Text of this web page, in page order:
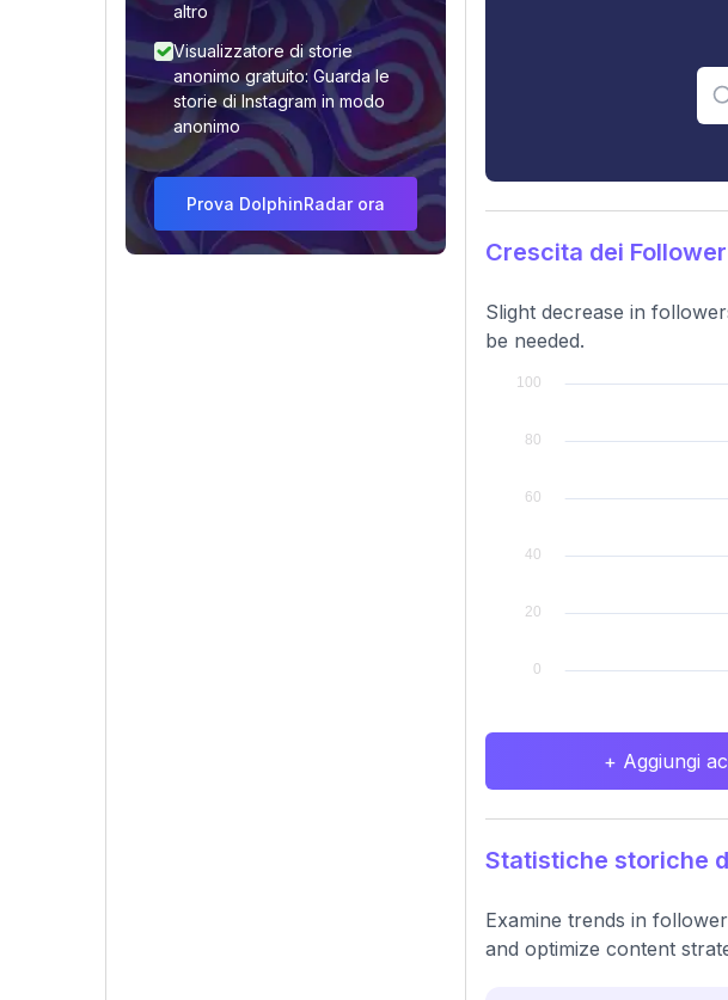
altro
Visualizzatore di storie
anonimo gratuito: Guarda le
storie di Instagram in modo
anonimo
Prova DolphinRadar ora
Crescita dei
Slight decrease in
be needed.
+ Aggiungi
Statistiche storiche
Examine trends in
and optimize content